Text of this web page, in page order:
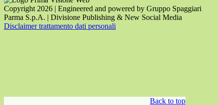
Copyright 2026 | Engineered and powered by Gruppo Spaggiari
Parma S.p.A. | Divisione Publishing & New Social Media
Disclaimer trattamento dati personali
Back to top